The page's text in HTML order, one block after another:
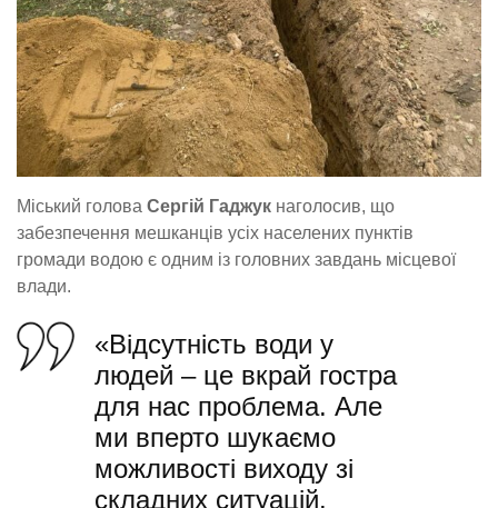
Міський голова Сергій Гаджук наголосив, що
забезпечення мешканців усіх населених пунктів
громади водою є одним із головних завдань місцевої
влади.
«Відсутність води у
людей – це вкрай гостра
для нас проблема. Але
ми вперто шукаємо
можливості виходу зі
складних ситуацій.